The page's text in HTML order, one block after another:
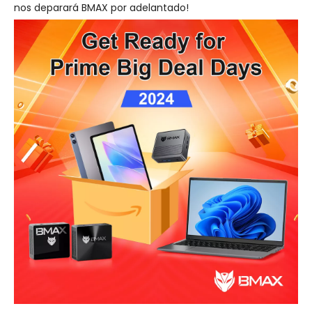
nos deparará BMAX por adelantado!